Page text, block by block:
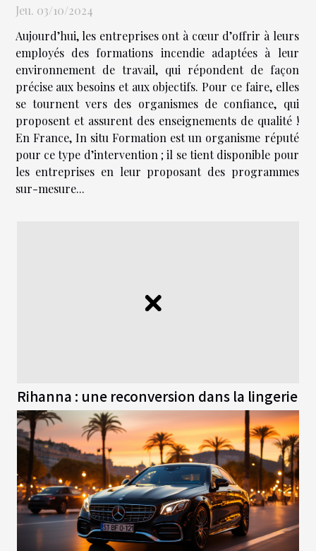
Jeu. 03/10/2024
Aujourd’hui, les entreprises ont à cœur d’offrir à leurs
employés des formations incendie adaptées à leur
environnement de travail, qui répondent de façon
précise aux besoins et aux objectifs. Pour ce faire, elles
se tournent vers des organismes de confiance, qui
proposent et assurent des enseignements de qualité !
En France, In situ Formation est un organisme réputé
pour ce type d’intervention ; il se tient disponible pour
les entreprises en leur proposant des programmes
sur-mesure...
Rihanna : une reconversion dans la lingerie